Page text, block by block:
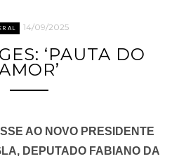
14/09/2025
‘PAUTA DO
AO NOVO PRESIDENTE
DEPUTADO FABIANO DA